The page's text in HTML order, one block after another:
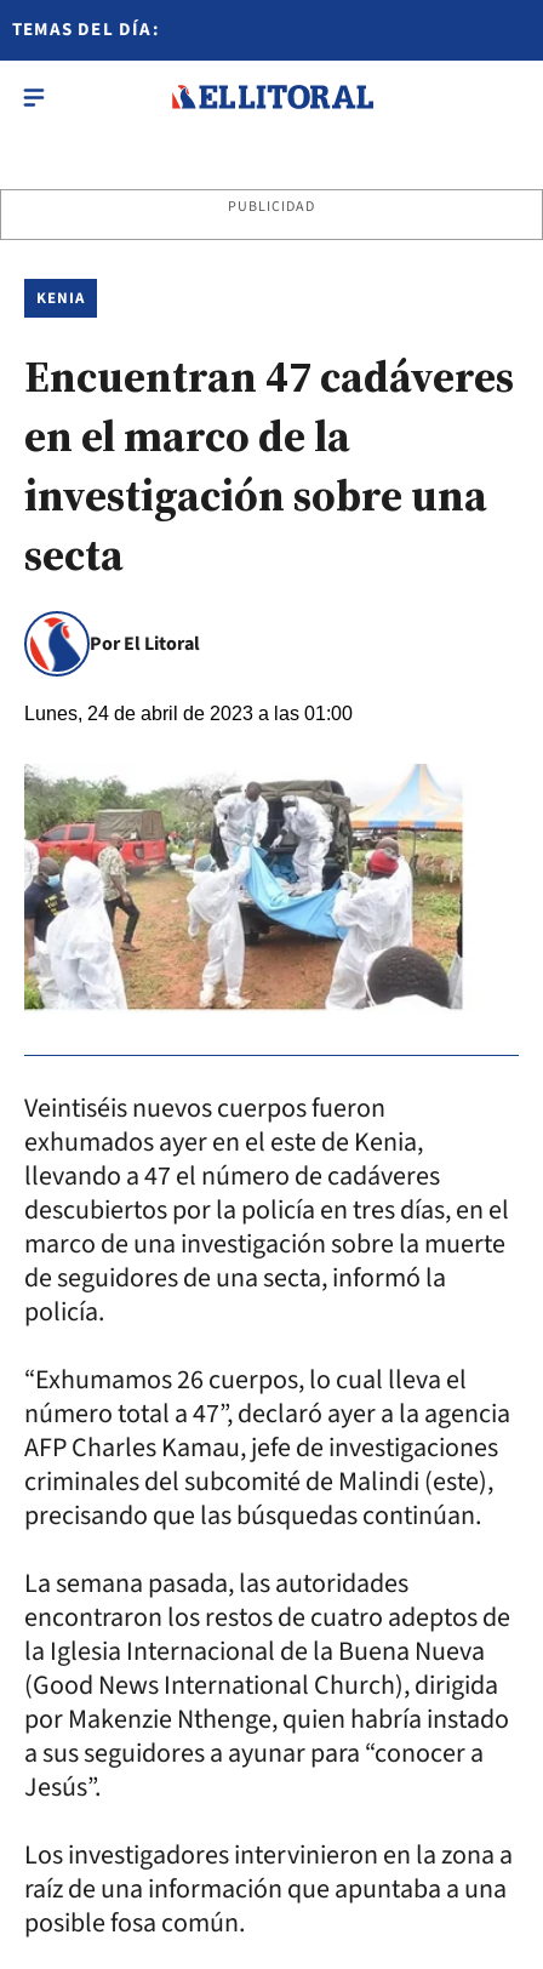
TEMAS DEL DÍA:
PUBLICIDAD
KENIA
Encuentran 47 cadáveres
en el marco de la
investigación sobre una
secta
Por El Litoral
Lunes, 24 de abril de 2023 a las 01:00
Veintiséis nuevos cuerpos fueron
exhumados ayer en el este de Kenia,
llevando a 47 el número de cadáveres
descubiertos por la policía en tres días, en el
marco de una investigación sobre la muerte
de seguidores de una secta, informó la
policía.
“Exhumamos 26 cuerpos, lo cual lleva el
número total a 47”, declaró ayer a la agencia
AFP Charles Kamau, jefe de investigaciones
criminales del subcomité de Malindi (este),
precisando que las búsquedas continúan.
La semana pasada, las autoridades
encontraron los restos de cuatro adeptos de
la Iglesia Internacional de la Buena Nueva
(Good News International Church), dirigida
por Makenzie Nthenge, quien habría instado
a sus seguidores a ayunar para “conocer a
Jesús”.
Los investigadores intervinieron en la zona a
raíz de una información que apuntaba a una
posible fosa común.